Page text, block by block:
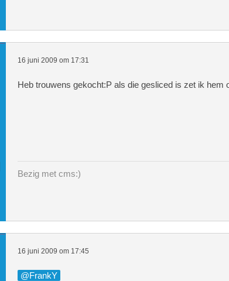
16 juni 2009 om 17:31
Heb trouwens gekocht:P als die gesliced is zet ik hem
Bezig met cms:)
16 juni 2009 om 17:45
FrankY